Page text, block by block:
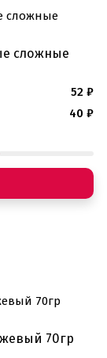
сложные
52 ₽
40 ₽
70гр